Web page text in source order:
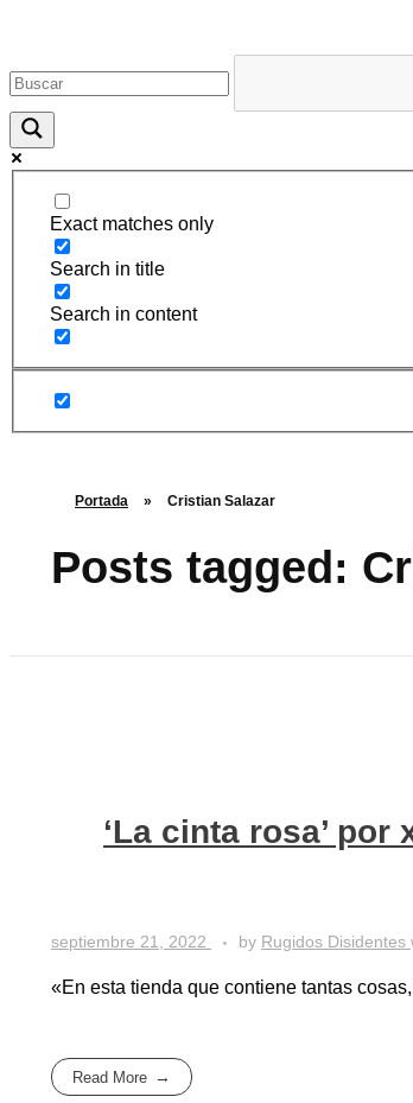
Exact matches only
Search in title
Search in content
Portada » Cristian Salazar
Posts tagged:
‘La cinta rosa’
septiembre 21, 2022 by Rugidos Disidentes
«En esta tienda que contiene tantas
Read More